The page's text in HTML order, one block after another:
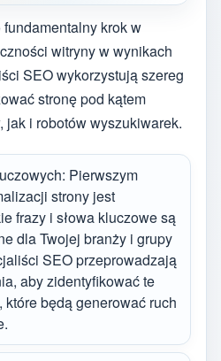
krok w
witryny w wynikach
SEO wykorzystują szereg
stronę pod kątem
jak i robotów wyszukiwarek.
Pierwszym
strony jest
frazy i słowa kluczowe są
dla Twojej branży i grupy
SEO przeprowadzają
aby zidentyfikować te
które będą generować ruch